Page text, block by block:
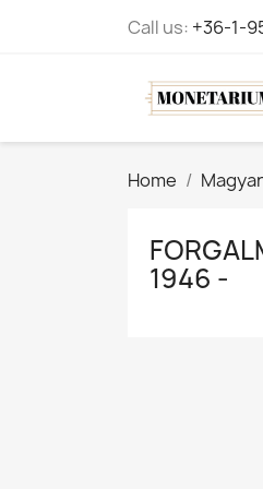
Call us: +36-1-
Home
1946 -